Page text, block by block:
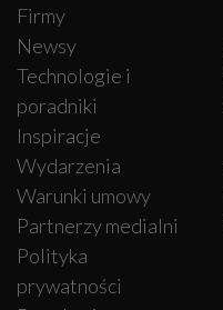
Firmy
Newsy
Technologie i
poradniki
Inspiracje
Wydarzenia
Warunki umowy
Partnerzy medialni
Polityka
prywatności